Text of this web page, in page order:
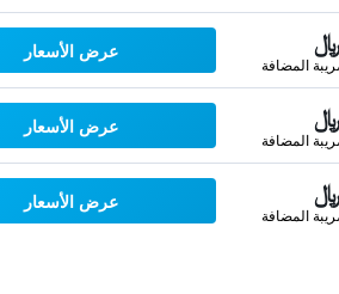
المضافة
عرض الأسعار
المضافة
عرض الأسعار
المضافة
عرض الأسعار